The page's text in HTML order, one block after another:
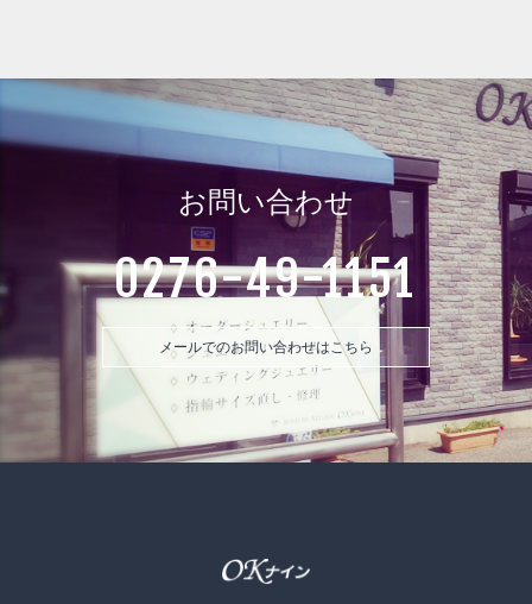
お問い合わせ
0276-49-1151
メールでのお問い合わせはこちら